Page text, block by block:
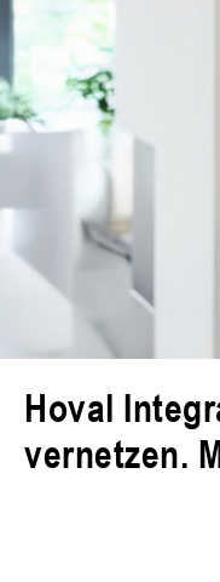
Hoval
vernetzen.